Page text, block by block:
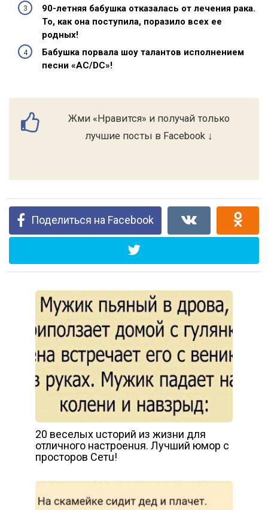
90-летняя бабушка отказалась от лечения рака.
То, как она поступила, поразило всех ее
родных!
Бабушка порвала шоу талантов исполнением
песни «AC/DC»!
Жми «Нравится» и получай только
лучшие посты в Facebook ↓
Поделиться на Facebook
20 веселых uсторий из жизни для
отличного настроенuя. Лучший юмор с
просторов Сетu!